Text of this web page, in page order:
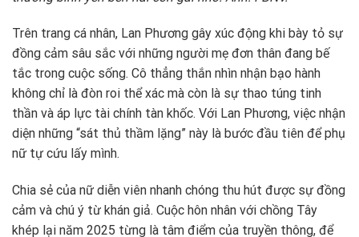
Trên trang cá nhân, Lan Phương gây xúc động khi bày tỏ sự
đồng cảm sâu sắc với những người mẹ đơn thân đang bế
tắc trong cuộc sống. Cô thẳng thắn nhìn nhận bạo hành
không chỉ là đòn roi thể xác mà còn là sự thao túng tinh
thần và áp lực tài chính tàn khốc. Với Lan Phương, việc nhận
diện những “sát thủ thầm lặng” này là bước đầu tiên để phụ
nữ tự cứu lấy mình.
Chia sẻ của nữ diễn viên nhanh chóng thu hút được sự đồng
cảm và chú ý từ khán giả. Cuộc hôn nhân với chồng Tây
khép lại năm 2025 từng là tâm điểm của truyền thông, để